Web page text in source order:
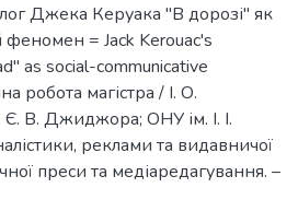
Джека Керуака "В дорозі" як
феномен = Jack Kerouac's
as social-communicative
робота магістра / І. О.
В. Джиджора; ОНУ ім. І. І.
реклами та видавничої
преси та медіаредагування. –